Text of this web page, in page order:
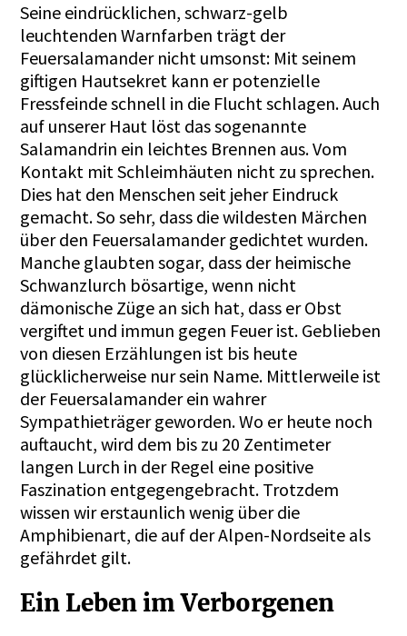
Seine eindrücklichen, schwarz-gelb
leuchtenden Warnfarben trägt der
Feuersalamander nicht umsonst: Mit seinem
giftigen Hautsekret kann er potenzielle
Fressfeinde schnell in die Flucht schlagen. Auch
auf unserer Haut löst das sogenannte
Salamandrin ein leichtes Brennen aus. Vom
Kontakt mit Schleimhäuten nicht zu sprechen.
Dies hat den Menschen seit jeher Eindruck
gemacht. So sehr, dass die wildesten Märchen
über den Feuersalamander gedichtet wurden.
Manche glaubten sogar, dass der heimische
Schwanzlurch bösartige, wenn nicht
dämonische Züge an sich hat, dass er Obst
vergiftet und immun gegen Feuer ist. Geblieben
von diesen Erzählungen ist bis heute
glücklicherweise nur sein Name. Mittlerweile ist
der Feuersalamander ein wahrer
Sympathieträger geworden. Wo er heute noch
auftaucht, wird dem bis zu 20 Zentimeter
langen Lurch in der Regel eine positive
Faszination entgegengebracht. Trotzdem
wissen wir erstaunlich wenig über die
Amphibienart, die auf der Alpen-Nordseite als
gefährdet gilt.
Ein Leben im Verborgenen